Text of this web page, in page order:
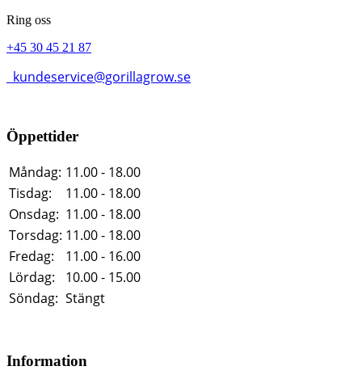
Ring oss
+45 30 45 21 87
kundeservice@gorillagrow.se
Öppettider
Måndag: 11.00 - 18.00
Tisdag:
11.00 - 18.00
Onsdag: 11.00 - 18.00
Torsdag: 11.00 - 18.00
Fredag:
11.00 - 16.00
Lördag:
10.00 - 15.00
Söndag: Stängt
Information